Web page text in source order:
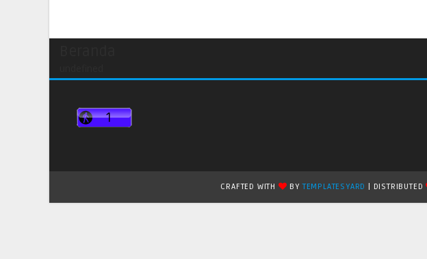
CRAFTED WITH BYTEMPLATESYARD | DISTRIBUTED